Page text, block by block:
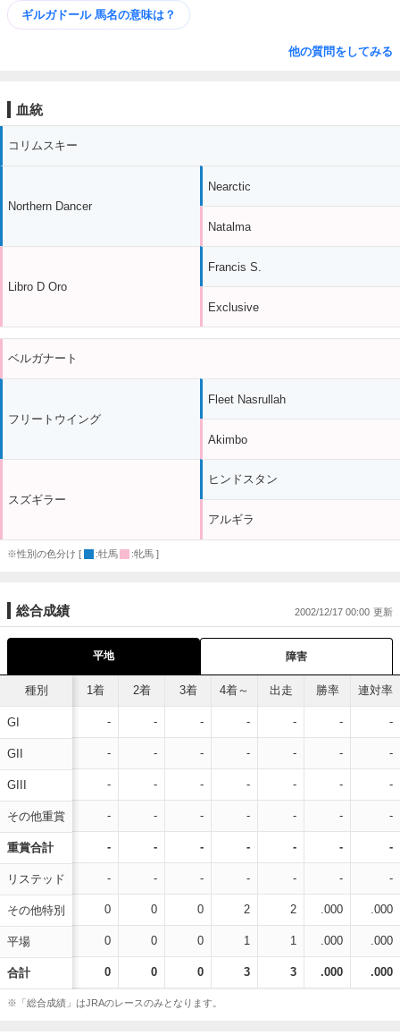
ギルガドール 馬名の意味は？
他の質問をしてみる
血統
コリムスキー
Northern Dancer
Libro D Oro
Nearctic
Natalma
Francis S.
Exclusive
ベルガナート
フリートウイング
スズギラー
Fleet Nasrullah
Akimbo
ヒンドスタン
アルギラ
※性別の色分け [ :牡馬 :牝馬 ]
総合成績 2002/12/17 00:00
平地 障害
種別
GI
GII
GIII
その他重賞
重賞合計
リステッド
その他特別
平場
合計
1着 2着 3着 4着～ 出走 勝率 連対率
- - - - - - -
- - - - - - -
- - - - - - -
- - - - - - -
- - - - - - -
- - - - - - -
0 0 0 2 2 .000 .000
0 0 0 1 1 .000 .000
0 0 0 3 3 .000 .000
※「総合成績」はJRAのレースのみとなります。